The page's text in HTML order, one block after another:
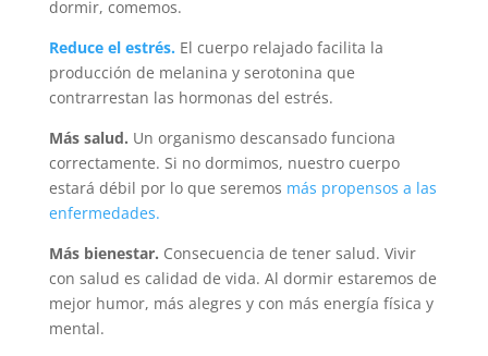
dormir, comemos.
Reduce el estrés. El cuerpo relajado facilita la
producción de melanina y serotonina que
contrarrestan las hormonas del estrés.
Más salud. Un organismo descansado funciona
correctamente. Si no dormimos, nuestro cuerpo
estará débil por lo que seremos más propensos a las
enfermedades.
Más bienestar. Consecuencia de tener salud. Vivir
con salud es calidad de vida. Al dormir estaremos de
mejor humor, más alegres y con más energía física y
mental.